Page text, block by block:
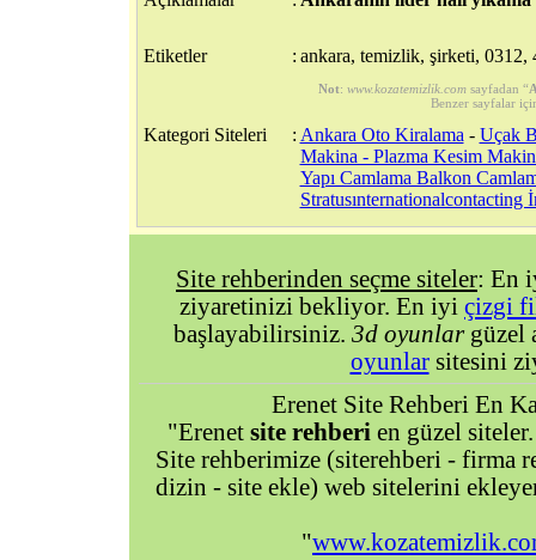
Etiketler : ankara, temizlik, şirketi, 0312,
Not: www.kozatemizlik.comsayfadan “
Benzer sayfalar
Kategori Siteleri : Ankara Oto Kiralama - Uçak
Makina - Plazma Kesim
Yapı Camlama Balkon
Stratusınternationalcontacting
Site rehberinden seçme siteler: En
ziyaretinizi bekliyor. En iyi çizgi
başlayabilirsiniz. 3d oyunlargüzel
oyunlarsitesini
Erenet Site Rehberi En
"Erenet site rehberi en güzel
Site rehberimize (siterehberi - firma
dizin - site ekle) web sitelerini
"